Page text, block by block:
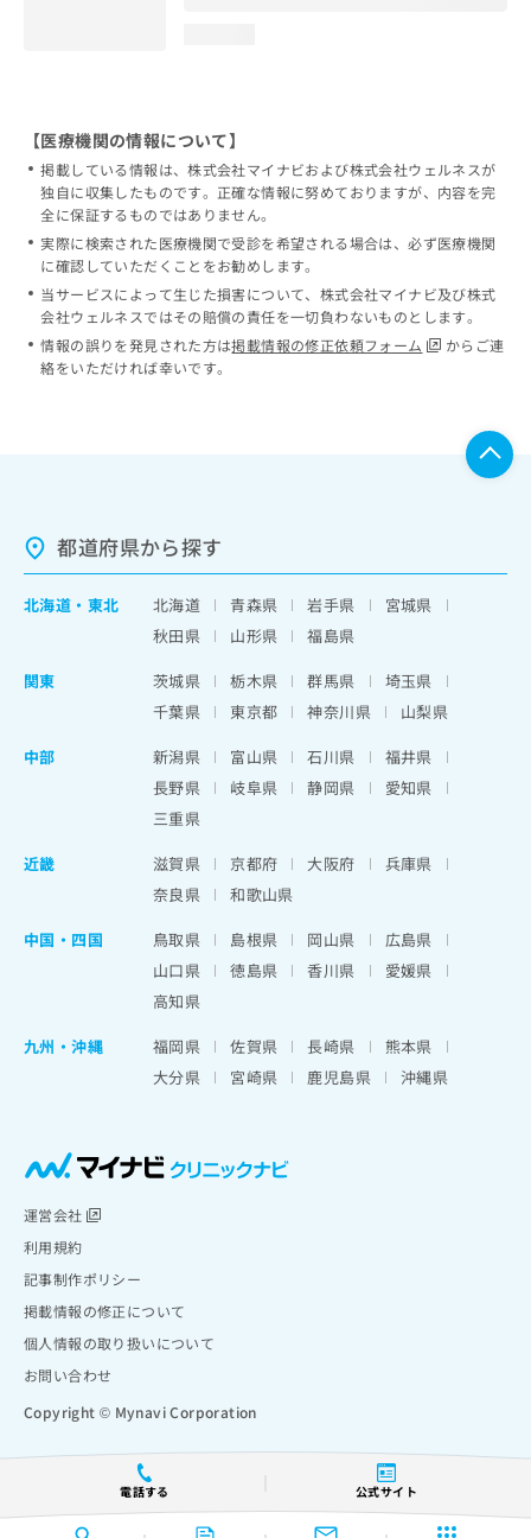
電話する 公式サイト
【医療機関の情報について】
掲載している情報は、株式会社マイナビおよび株式会社ウェルネスが
独自に収集したものです。正確な情報に努めておりますが、内容を完
全に保証するものではありません。
実際に検索された医療機関で受診を希望される場合は、必ず医療機関
に確認していただくことをお勧めします。
当サービスによって生じた損害について、株式会社マイナビ及び株式
会社ウェルネスではその賠償の責任を一切負わないものとします。
情報の誤りを発見された方は掲載情報の修正依頼フォーム
からご連
絡をいただければ幸いです。
都道府県から探す
北海道 ・ 東北 北海道 青森県 岩手県
宮城県
秋田県
山形県
福島県
関東
茨城県 栃木県 群馬県
埼玉県
千葉県
東京都 神奈川県
山梨県
中部
新潟県 富山県 石川県
福井県
長野県
岐阜県 静岡県
愛知県
三重県
近畿
滋賀県 京都府 大阪府
兵庫県
奈良県
和歌山県
中国・四国
鳥取県 島根県 岡山県
広島県
山口県
徳島県 香川県
愛媛県
高知県
九州・沖縄
福岡県 佐賀県 長崎県
熊本県
大分県
宮崎県 鹿児島県 沖縄県
運営会社
利用規約
記事制作ポリシー
掲載情報の修正について
個人情報の取り扱いについて
お問い合わせ
Copyright © Mynavi Corporation